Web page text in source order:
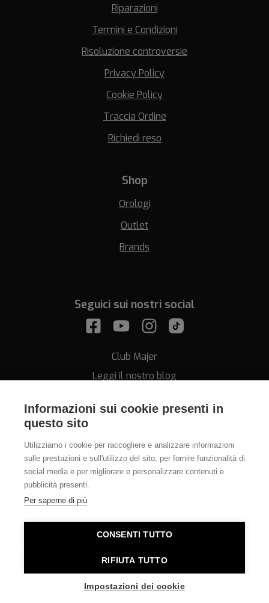
Informazioni sui cookie presenti in
questo sito
Utilizziamo i cookie per raccogliere e analizzare informazioni
sulle prestazioni e sull'utilizzo del sito, per fornire funzionalità di
social media e per migliorare e personalizzare contenuti e
pubblicità presenti.
Per saperne di più
CONSENTI TUTTO
RIFIUTA TUTTO
Impostazioni dei cookie
Riparazioni
Termini e Condizioni
Risoluzione controversie
Privacy Policy
Cookie Policy
Traccia Ordine
Richiedi reso
Shop
Orologi
Outlet
Brands
Seguici sui nostri social
Club Majer
Leggi il nostro blog
Assistenza
info@orologeriamajer.it
Orologeria Majer di Alessi Speranza & C. s.n.c. - P.IVA